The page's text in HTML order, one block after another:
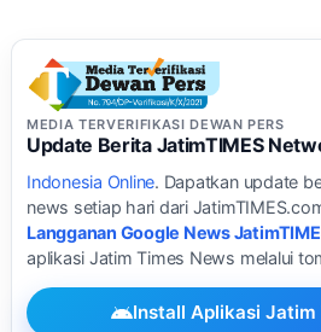
MEDIA TERVERIFIKASI DEWAN PERS
Update Berita JatimTIMES
Indonesia Online. Dapatkan update
news setiap hari dari
Langganan Google News
aplikasi Jatim Times News melalui
Install Aplikasi Jatim